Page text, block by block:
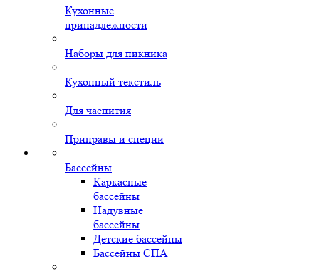
Кухонные
принадлежности
Наборы для пикника
Кухонный текстиль
Для чаепития
Приправы и специи
Бассейны
Каркасные
бассейны
Надувные
бассейны
Детские бассейны
Бассейны СПА